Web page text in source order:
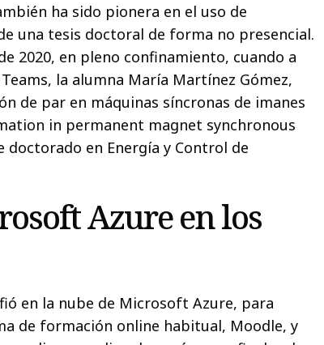
ha sido pionera en el uso de
una tesis doctoral de forma no presencial.
2020, en pleno confinamiento, cuando a
la alumna María Martínez Gómez,
de par en máquinas síncronas de imanes
in permanent magnet synchronous
doctorado en Energía y Control de
Azure en los
en la nube de Microsoft Azure, para
de formación online habitual, Moodle, y